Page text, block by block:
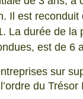
Il est
La durée de la
est de 6
sur
du